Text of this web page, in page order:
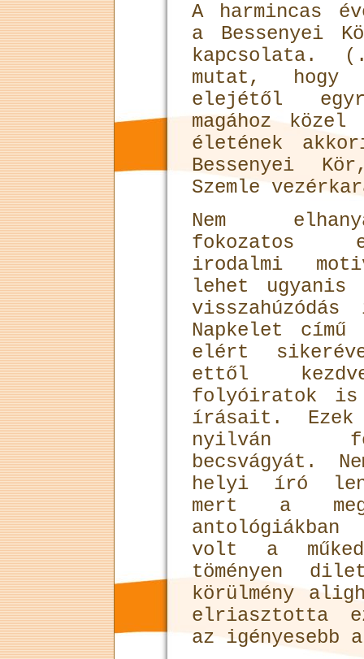
A harmincas
a Bessenyei
mutat, hogy
elejétől
magához
életének
Bessenyei
Szemle
Nem
fokozatos
irodalmi
lehet
Napkelet
elért
ettől
folyóiratok is
írásait.
nyilván
becsvágyát.
helyi író
mert a
volt a
töményen
körülmény
elriasztotta
az igényesebb